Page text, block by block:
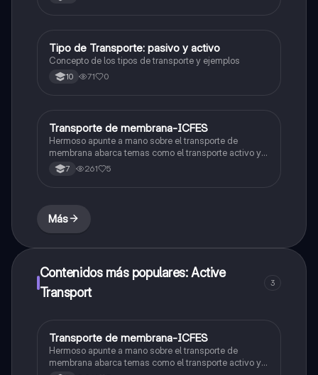
Biologia
Tipo de Transporte: pasivo y activo
Concepto de los tipos de transporte y ejemplos
10 71 0
Biologia
Transporte de membrana-ICFES
Hermoso apunte a mano sobre el transporte de
membrana abarca temas como el transporte activo y
pasivo y la exocitosis y endocitosis
7 261 5
Más
Contenidos más populares: Active
Transport
3
Biologia
Transporte de membrana-ICFES
Hermoso apunte a mano sobre el transporte de
membrana abarca temas como el transporte activo y